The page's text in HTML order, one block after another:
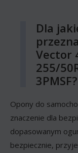
Dla
Vector
255/
3PMSF?
Opony do
znaczenie dla
dopasowanym
bezpiecznie,